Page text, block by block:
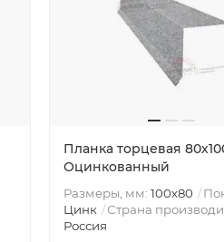
Планка торцевая
Оцинкованный
Размеры, мм: 100х80
Цинк
Страна
Россия